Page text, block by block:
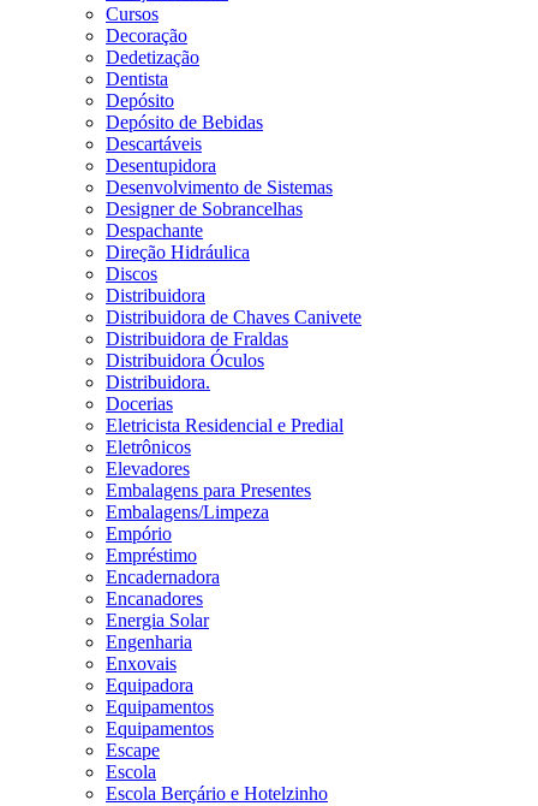
Cursos
Decoração
Dedetização
Dentista
Depósito
Depósito de Bebidas
Descartáveis
Desentupidora
Desenvolvimento de Sistemas
Designer de Sobrancelhas
Despachante
Direção Hidráulica
Discos
Distribuidora
Distribuidora de Chaves Canivete
Distribuidora de Fraldas
Distribuidora Óculos
Distribuidora.
Docerias
Eletricista Residencial e Predial
Eletrônicos
Elevadores
Embalagens para Presentes
Embalagens/Limpeza
Empório
Empréstimo
Encadernadora
Encanadores
Energia Solar
Engenharia
Enxovais
Equipadora
Equipamentos
Equipamentos
Escape
Escola
Escola Berçário e Hotelzinho